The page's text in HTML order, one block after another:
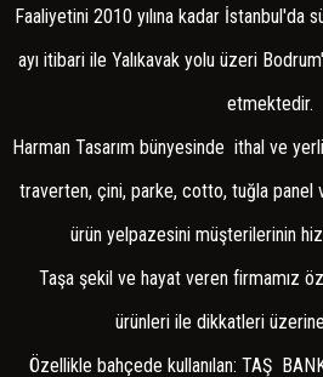
Faaliyetini 2010 yılına kadar İstanbul'da
ayı itibari ile Yalıkavak yolu üzeri
etmektedir.
Harman Tasarım bünyesinde ithal ve
traverten, çini, parke, cotto, tuğla
ürün yelpazesini müşterilerinin
Taşa şekil ve hayat veren firmamız
ürünleri ile dikkatleri
Özellikle bahçede kullanılan: TAŞ